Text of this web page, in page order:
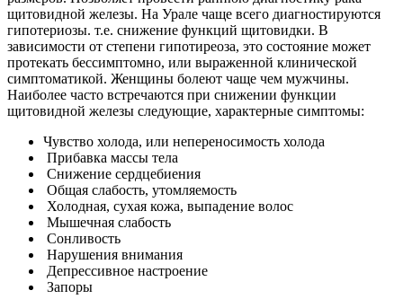
щитовидной железы. На Урале чаще всего диагностируются
гипотериозы. т.е. снижение функций щитовидки. В
зависимости от степени гипотиреоза, это состояние может
протекать бессимптомно, или выраженной клинической
симптоматикой. Женщины болеют чаще чем мужчины.
Наиболее часто встречаются при снижении функции
щитовидной железы следующие, характерные симптомы:
Чувство холода, или непереносимость холода
Прибавка массы тела
Снижение сердцебиения
Общая слабость, утомляемость
Холодная, сухая кожа, выпадение волос
Мышечная слабость
Сонливость
Нарушения внимания
Депрессивное настроение
Запоры